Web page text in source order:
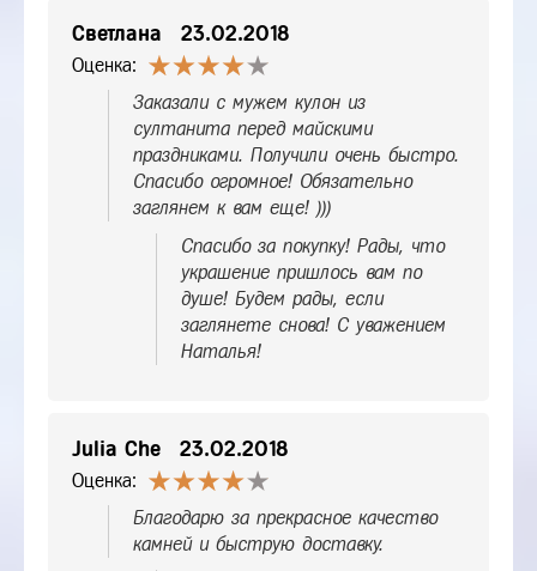
Светлана 23.02.2018
Оценка:
Заказали с мужем кулон из
султанита перед майскими
праздниками. Получили очень быстро.
Спасибо огромное! Обязательно
заглянем к вам еще! )))
Спасибо за покупку! Рады, что
украшение пришлось вам по
душе! Будем рады, если
заглянете снова! С уважением
Наталья!
Julia Che 23.02.2018
Оценка:
Благодарю за прекрасное качество
камней и быструю доставку.